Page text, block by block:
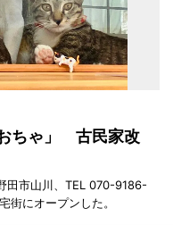
ちゃ」 古民家改
田市山川、TEL 070-9186-
街にオープンした。